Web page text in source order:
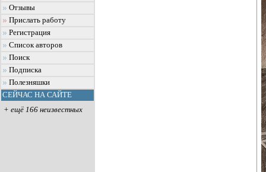
Отзывы
Прислать работу
Регистрация
Список авторов
Поиск
Подписка
Полезняшки
СЕЙЧАС НА САЙТЕ
+ ещё 166 неизвестных